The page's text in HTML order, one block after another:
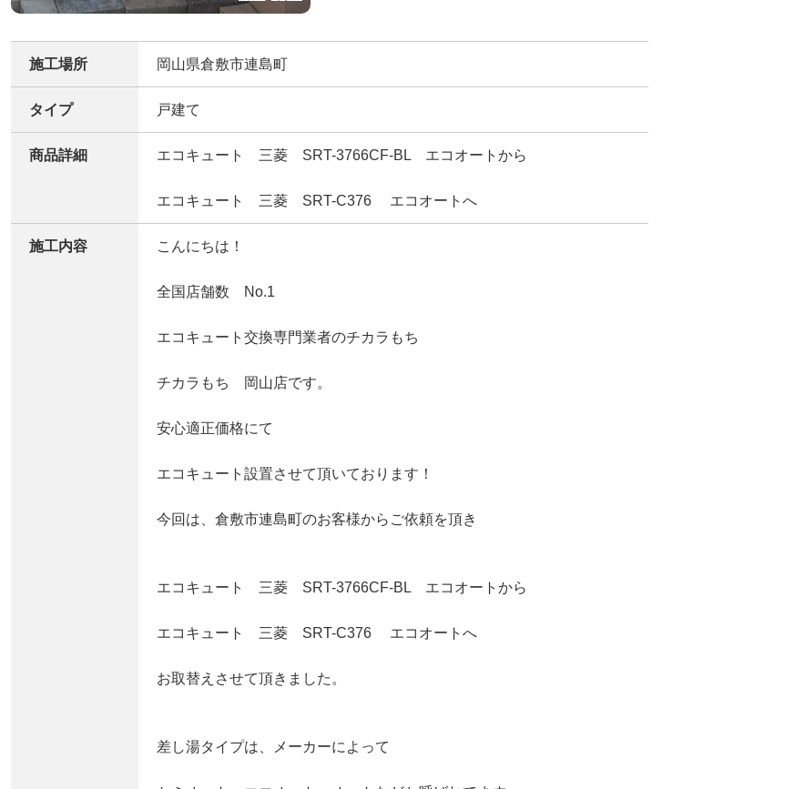
施工場所 岡山県倉敷市連島町
タイプ 戸建て
商品詳細 エコキュート 三菱 SRT-3766CF-BL エコオートから
エコキュート 三菱 SRT-C376 エコオートへ
施工内容 こんにちは！
全国店舗数 No.1
エコキュート交換専門業者のチカラもち
チカラもち 岡山店です。
安心適正価格にて
エコキュート設置させて頂いております！
今回は、倉敷市連島町のお客様からご依頼を頂き
エコキュート 三菱 SRT-3766CF-BL エコオートから
エコキュート 三菱 SRT-C376 エコオートへ
お取替えさせて頂きました。
差し湯タイプは、メーカーによって